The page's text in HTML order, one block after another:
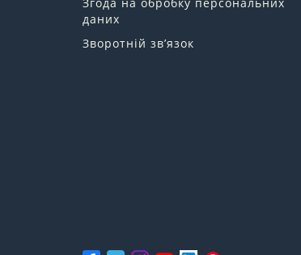
Згода на обробку персональних
даних
Зворотній зв’язок